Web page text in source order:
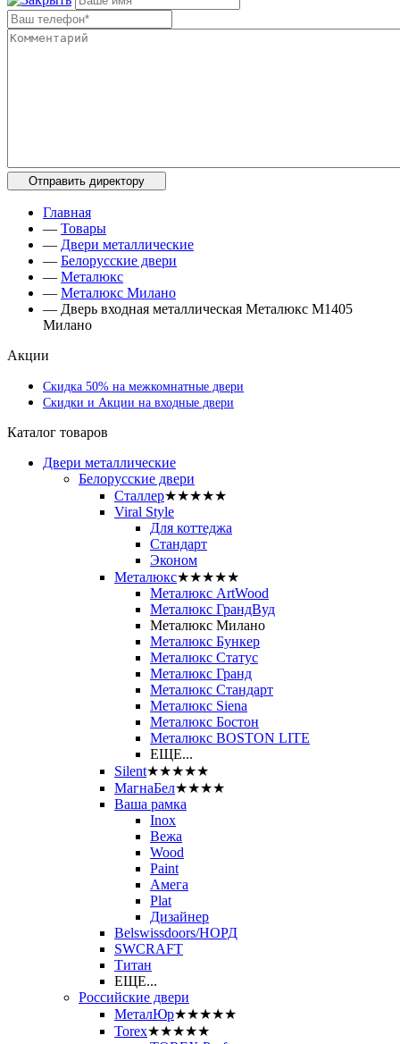
Главная
— Товары
— Двери металлические
— Белорусские двери
— Металюкс
— Металюкс Милано
— Дверь входная металлическая Металюкс М1405
Милано
Акции
Скидка 50% на межкомнатные двери
Скидки и Акции на входные двери
Каталог товаров
Двери металлические
Белорусские двери
Сталлер★★★★★
Viral Style
Для коттеджа
Стандарт
Эконом
Металюкс★★★★★
Металюкс ArtWood
Металюкс ГрандВуд
Металюкс Милано
Металюкс Бункер
Металюкс Статус
Металюкс Гранд
Металюкс Стандарт
Металюкс Siena
Металюкс Бостон
Металюкс BOSTON LITE
ЕЩЕ...
Silent★★★★★
МагнаБел★★★★
Ваша рамка
Inox
Вежа
Wood
Paint
Амега
Plat
Дизайнер
Belswissdoors/НОРД
SWCRAFT
Титан
ЕЩЕ...
Российские двери
МеталЮр★★★★★
Torex★★★★★